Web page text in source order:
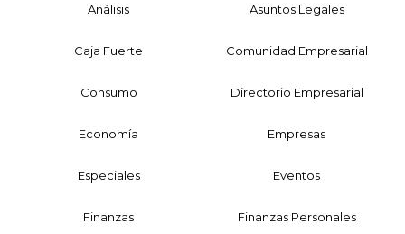
Análisis Asuntos Legales
Caja Fuerte Comunidad Empresarial
Consumo Directorio Empresarial
Economía Empresas
Especiales Eventos
Finanzas Finanzas Personales